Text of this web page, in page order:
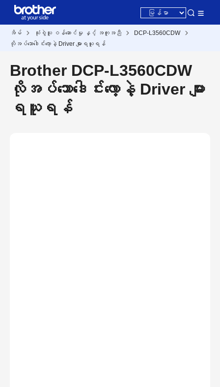
အိမ် သုံးစွဲသူ ဝန်ဆောင်မှု နှင့် အကူအညီ
DCP-L3560CDW
လိုအပ်သောဒေါင်းလော့နဲ့ Driver များရယူရန်
Brother DCP-L3560CDW
လိုအပ်သောဒေါင်းလော့နဲ့ Driver များ
ရယူရန်